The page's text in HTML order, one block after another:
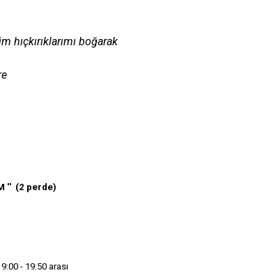
boğarak
'' (2 perde)
- 19:50 arası